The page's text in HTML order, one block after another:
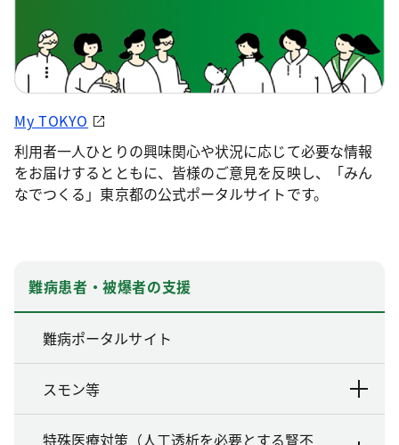
My TOKYO
利用者一人ひとりの興味関心や状況に応じて必要な情報
をお届けするとともに、皆様のご意見を反映し、「みん
なでつくる」東京都の公式ポータルサイトです。
難病患者・被爆者の支援
難病ポータルサイト
スモン等
特殊医療対策（人工透析を必要とする腎不